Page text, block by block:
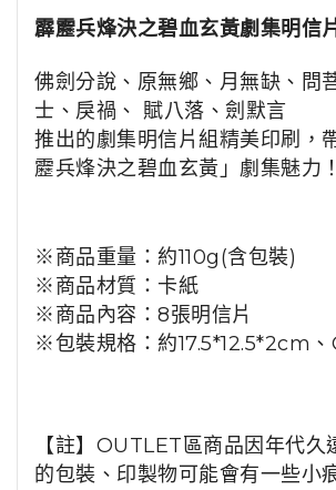
霹靂兵烽決之碧血玄黃劇集明信
佛劍分說、原無鄉、月無缺、問
士、戾禍、 賦八落、劍默言
推出的劇集明信片組精美印刷，
靂兵烽決之碧血玄黃」劇集魅力
※商品重量：約110g(含包裝)
※商品材質：卡紙
※商品內容 ： 8張明信片
※包裝規格 ：約17.5*12.5*2cm
【註】OUTLET區商品因年代久
的包裝、印製物可能會有一些小